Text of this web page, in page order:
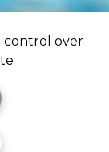
control over